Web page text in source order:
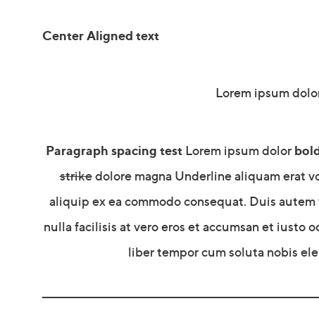
Center Aligned text
Lorem ipsum
Paragraph spacing testLorem ipsum dolor
strikedolore magna Underline aliquam erat
aliquip ex ea commodo consequat. Duis
nulla facilisis at vero eros et accumsan et
liber tempor cum soluta nobis